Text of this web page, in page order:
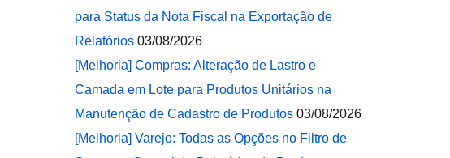
para Status da Nota Fiscal na Exportação de
Relatórios 03/08/2026
[Melhoria] Compras: Alteração de Lastro e
Camada em Lote para Produtos Unitários na
Manutenção de Cadastro de Produtos 03/08/2026
[Melhoria] Varejo: Todas as Opções no Filtro de